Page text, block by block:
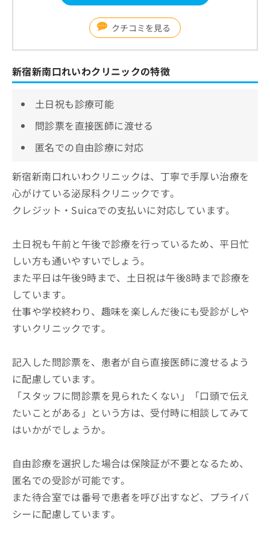
クチコミを見る
新宿新南口れいわクリニックの特徴
土日祝も診療可能
問診票を直接医師に渡せる
匿名での自由診療に対応
新宿新南口れいわクリニックは、丁寧で手厚い治療を
心がけている泌尿科クリニックです。
クレジット・Suicaでの支払いに対応しています。
土日祝も午前と午後で診療を行っているため、平日忙
しい方も通いやすいでしょう。
また平日は午後9時まで、土日祝は午後8時まで診療を
しています。
仕事や学校終わり、趣味を楽しんだ後にも受診がしや
すいクリニックです。
記入した問診票を、患者が自ら直接医師に渡せるよう
に配慮しています。
「スタッフに問診票を見られたくない」「口頭で伝え
たいことがある」という方は、受付時に相談してみて
はいかがでしょうか。
自由診療を選択した場合は保険証が不要となるため、
匿名での受診が可能です。
また待合室では番号で患者を呼び出すなど、プライバ
シーに配慮しています。